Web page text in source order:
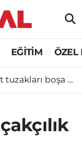
EĞİTİM ÖZEL
devam edeceğiz
Fikstür